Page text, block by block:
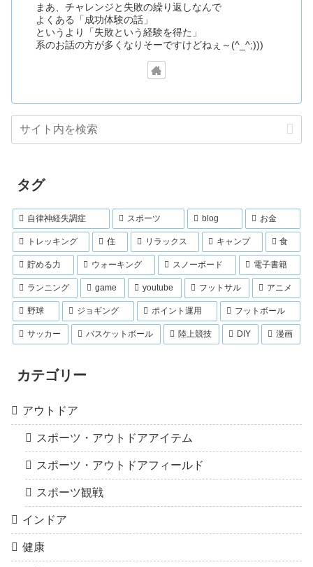
まあ、チャレンジと失敗の繰り返しなんで
よくある「成功体験の話」
というより「失敗という経験を得た」
系のお話の方が多くなりそーですけどねぇ～(^_^;)))
タグ
自律神経失調症 スポーツ blog お金
トレッキング 住 リラックス キャンプ 食
貯める力 ウォーキング スノーボード 電子書籍
ランニング game youtube フットサル アニメ
野球 ジョギング ポイント運用 フットボール
サッカー バスケットボール 陸上競技 DIY 漫画
カテゴリー
アウトドア
スポーツ・アウトドアアイテム
スポーツ・アウトドアフィールド
スポーツ観戦
インドア
健康